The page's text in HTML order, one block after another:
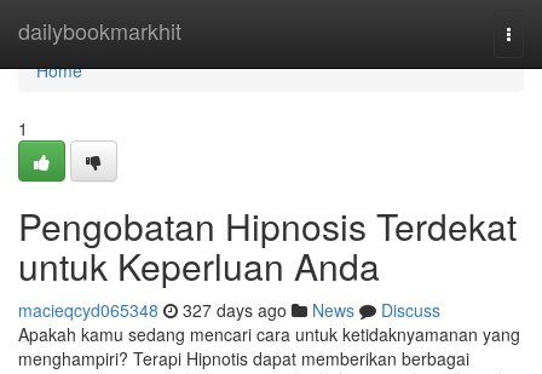
dailybookmarkhit
Home
Home
1
Pengobatan Hipnosis Terdekat
untuk Keperluan Anda
macieqcyd065348 327 days ago News
Discuss
Apakah kamu sedang mencari cara untuk ketidaknyamanan yang
menghampiri? Terapi Hipnotis dapat memberikan berbagai